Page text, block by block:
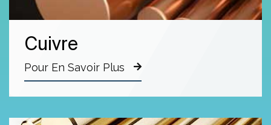
Cuivre
Pour En Savoir Plus